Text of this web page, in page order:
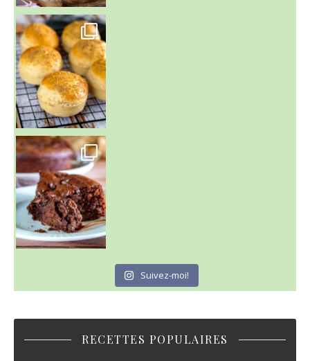
~ BUNS MAISON ~
Un peu de boulange par ici au
~ GÂTEAU FONDANT CHOCO NOISETTE ~
C'est lundi
Suivez-moi!
RECETTES POPULAIRES